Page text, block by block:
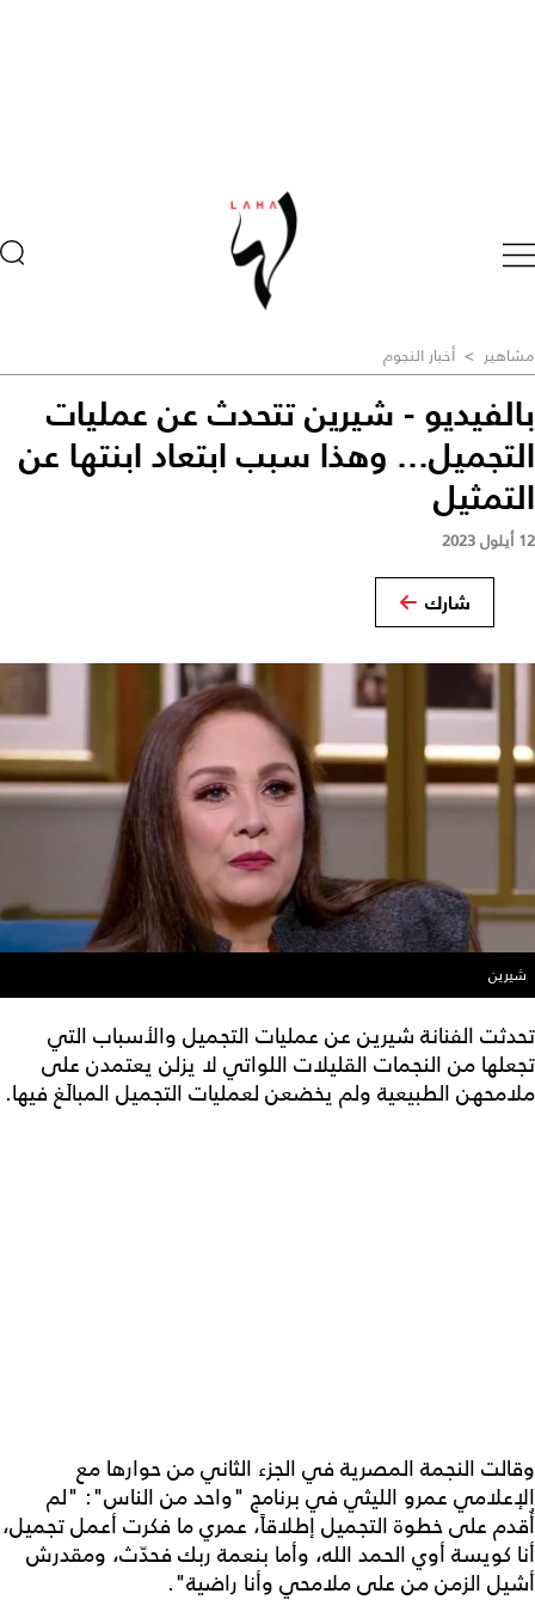
مشاهير > أخبار النجوم
بالفيديو - شيرين تتحدث عن عمليات
التجميل... وهذا سبب ابتعاد ابنتها عن
التمثيل
12 أيلول 2023
شارك
شيرين
تحدثت الفنانة شيرين عن عمليات التجميل والأسباب التي
تجعلها من النجمات القليلات اللواتي لا يزلن يعتمدن على
ملامحهن الطبيعية ولم يخضعن لعمليات التجميل المبالَغ فيها.
وقالت النجمة المصرية في الجزء الثاني من حوارها مع
الإعلامي عمرو الليثي في برنامج "واحد من الناس": "لم
أُقدم على خطوة التجميل إطلاقاً، عمري ما فكرت أعمل تجميل،
أنا كويسة أوي الحمد الله، وأما بنعمة ربك فحدّث، ومقدرش
أشيل الزمن من على ملامحي وأنا راضية".